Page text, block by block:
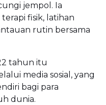
jempol. Ia
fisik, latihan
rutin bersama
tahun itu
media sosial, yang
bagi para
dunia.